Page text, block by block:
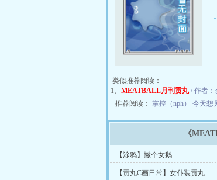
类似推荐阅读：
1、 MEATBALL月刊贡丸/ 作者：
推荐阅读： 掌控（nph） 今天想
《
【涂鸦】撇个女鹅
【贡丸C画日常】女仆装贡丸